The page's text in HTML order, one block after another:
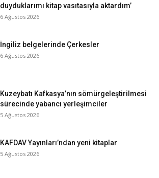
duyduklarımı kitap vasıtasıyla aktardım’
6 Ağustos 2026
İngiliz belgelerinde Çerkesler
6 Ağustos 2026
Kuzeybatı Kafkasya’nın sömürgeleştirilmesi
sürecinde yabancı yerleşimciler
5 Ağustos 2026
KAFDAV Yayınları’ndan yeni kitaplar
5 Ağustos 2026